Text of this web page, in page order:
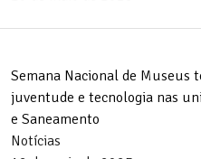
Semana Nacional de Museus
juventude e tecnologia nas
e Saneamento
Notícias